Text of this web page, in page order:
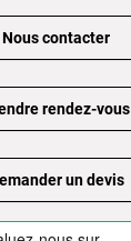
Nous contacter
rendez-vous
un devis